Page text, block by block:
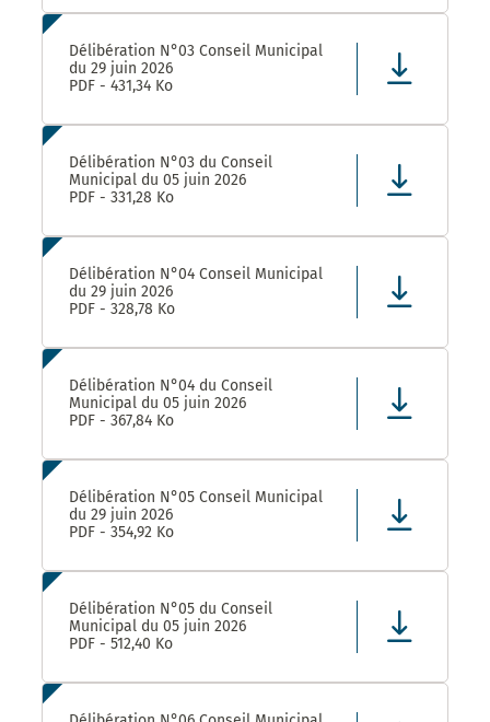
Délibération N°03 Conseil Municipal
du 29 juin 2026
PDF - 431,34 Ko
Délibération N°03 du Conseil
Municipal du 05 juin 2026
PDF - 331,28 Ko
Délibération N°04 Conseil Municipal
du 29 juin 2026
PDF - 328,78 Ko
Délibération N°04 du Conseil
Municipal du 05 juin 2026
PDF - 367,84 Ko
Délibération N°05 Conseil Municipal
du 29 juin 2026
PDF - 354,92 Ko
Délibération N°05 du Conseil
Municipal du 05 juin 2026
PDF - 512,40 Ko